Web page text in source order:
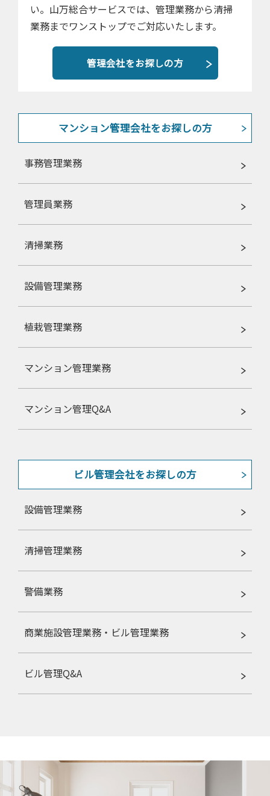
い。山万総合サービスでは、管理業務から清掃
業務までワンストップでご対応いたします。
管理会社をお探しの方
マンション管理会社をお探しの方
事務管理業務
管理員業務
清掃業務
設備管理業務
植栽管理業務
マンション管理業務
マンション管理Q&A
ビル管理会社をお探しの方
設備管理業務
清掃管理業務
警備業務
商業施設管理業務・ビル管理業務
ビル管理Q&A